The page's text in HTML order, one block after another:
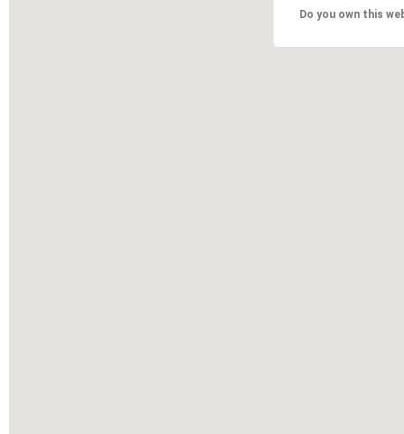
Do you own this